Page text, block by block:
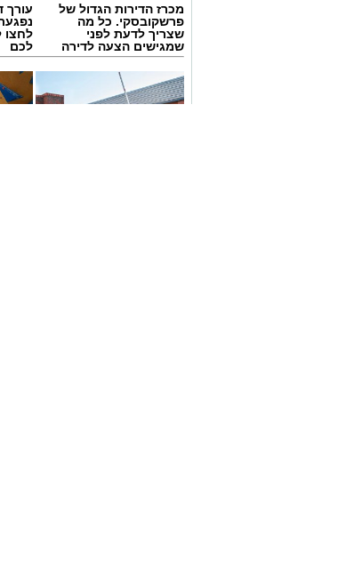
מכרז הדירות הגדול של
פרשקובסקי. כל מה
שצריך לדעת לפני
שמגישים הצעה לדירה
באשדוד
עורך
לחצו
לכם